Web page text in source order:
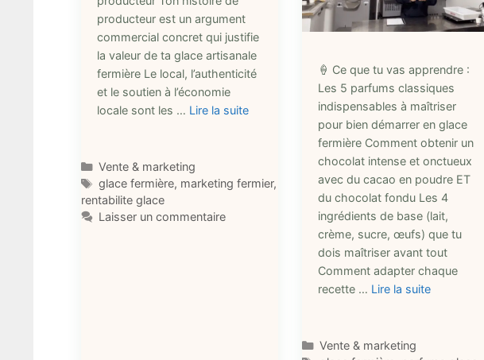
producteur est un argument
commercial concret qui justifie
la valeur de ta glace artisanale
fermière Le local, l’authenticité
et le soutien à l’économie
locale sont les … Lire la suite
Catégories
Vente & marketing
Étiquettes
glace fermière, marketing fermier,
rentabilite glace
Laisser un commentaire
🍦 Ce que tu vas apprendre :
Les 5 parfums classiques
indispensables à maîtriser
pour bien démarrer en glace
fermière Comment obtenir un
chocolat intense et onctueux
avec du cacao en poudre ET
du chocolat fondu Les 4
ingrédients de base (lait,
crème, sucre, œufs) que tu
dois maîtriser avant tout
Comment adapter chaque
recette … Lire la suite
Catégories
Vente & marketing